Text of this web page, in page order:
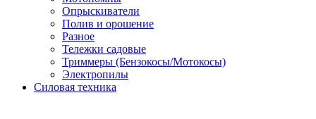
Опрыскиватели
Полив и орошение
Разное
Тележки садовые
Триммеры (Бензокосы/Мотокосы)
Электропилы
Силовая техника